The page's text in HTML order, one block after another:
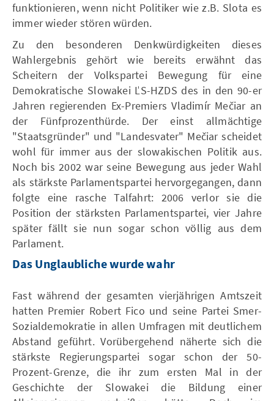
funktionieren, wenn nicht Politiker wie z.B. Slota es
immer wieder stören würden.
Zu den besonderen Denkwürdigkeiten dieses
Wahlergebnis gehört wie bereits erwähnt das
Scheitern der Volkspartei Bewegung für eine
Demokratische Slowakei ĽS-HZDS des in den 90-er
Jahren regierenden Ex-Premiers Vladimír Mečiar an
der Fünfprozenthürde. Der einst allmächtige
"Staatsgründer" und "Landesvater" Mečiar scheidet
wohl für immer aus der slowakischen Politik aus.
Noch bis 2002 war seine Bewegung aus jeder Wahl
als stärkste Parlamentspartei hervorgegangen, dann
folgte eine rasche Talfahrt: 2006 verlor sie die
Position der stärksten Parlamentspartei, vier Jahre
später fällt sie nun sogar schon völlig aus dem
Parlament.
Das Unglaubliche wurde wahr
Fast während der gesamten vierjährigen Amtszeit
hatten Premier Robert Fico und seine Partei Smer-
Sozialdemokratie in allen Umfragen mit deutlichem
Abstand geführt. Vorübergehend näherte sich die
stärkste Regierungspartei sogar schon der 50-
Prozent-Grenze, die ihr zum ersten Mal in der
Geschichte der Slowakei die Bildung einer